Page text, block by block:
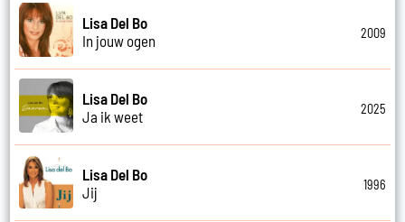
Lisa Del Bo
In jouw ogen
2009
Lisa Del Bo
Ja ik weet
2025
Lisa Del Bo
Jij
1996